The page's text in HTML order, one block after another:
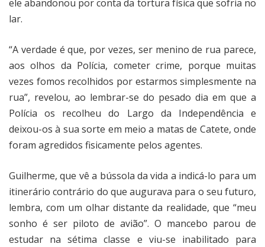
ele abandonou por conta da tortura física que sofria no
lar.
“A verdade é que, por vezes, ser menino de rua parece,
aos olhos da Polícia, cometer crime, porque muitas
vezes fomos recolhidos por estarmos simplesmente na
rua”, revelou, ao lembrar-se do pesado dia em que a
Polícia os recolheu do Largo da Independência e
deixou-os à sua sorte em meio a matas de Catete, onde
foram agredidos fisicamente pelos agentes.
Guilherme, que vê a bússola da vida a indicá-lo para um
itinerário contrário do que augurava para o seu futuro,
lembra, com um olhar distante da realidade, que “meu
sonho é ser piloto de avião”. O mancebo parou de
estudar na sétima classe e viu-se inabilitado para